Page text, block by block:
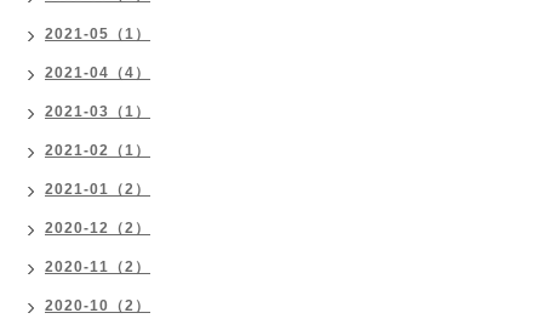
2021-05（1）
2021-04（4）
2021-03（1）
2021-02（1）
2021-01（2）
2020-12（2）
2020-11（2）
2020-10（2）